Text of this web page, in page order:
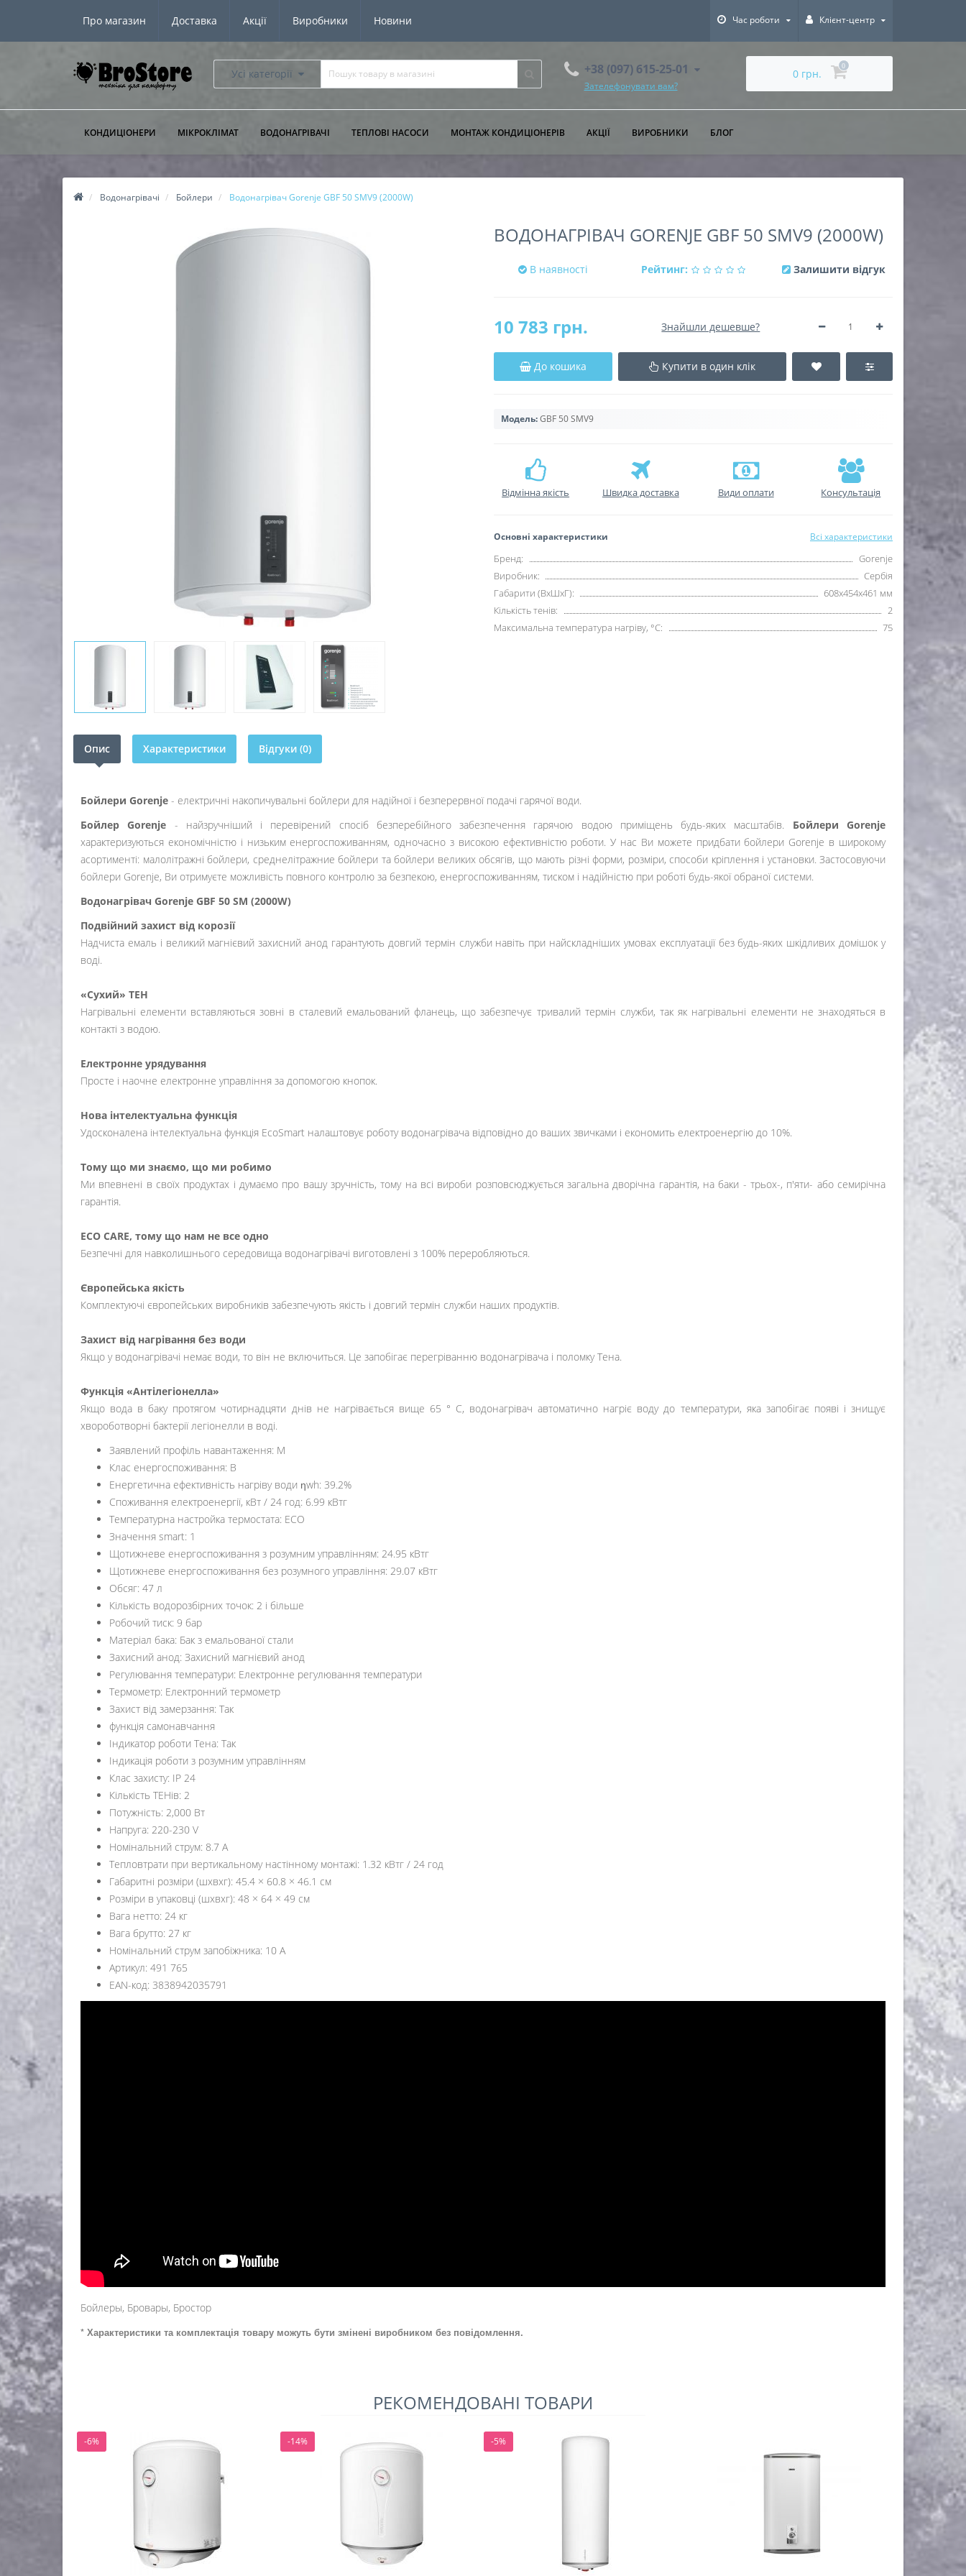
Про магазин Доставка Акції Виробники Новини Час роботи Клієнт-центр
Усі категорії +38 (097) 615-25-01
Зателефонувати вам?
0 грн.
0
КОНДИЦІОНЕРИ МІКРОКЛІМАТ ВОДОНАГРІВАЧІ ТЕПЛОВІ НАСОСИ МОНТАЖ КОНДИЦІОНЕРІВ АКЦІЇ ВИРОБНИКИ БЛОГ
Водонагрівачі Бойлери Водонагрівач Gorenje GBF 50 SMV9 (2000W)
ВОДОНАГРІВАЧ GORENJE GBF 50 SMV9 (2000W)
В наявності Рейтинг: Залишити відгук
10 783 грн. Знайшли дешевше?
До кошика Купити в один клік
Модель:GBF 50 SMV9
Відмінна якість Швидка доставка Види оплати Консультація
Основні характеристики Всі характеристики
Бренд:
Gorenje
Виробник:
Сербія
Габарити (ВхШхГ):
608х454х461 мм
Кількість тенів:
2
Максимальна температура нагріву, °С:
75
Опис Характеристики Відгуки (0)
Бойлери Gorenje - електричні накопичувальні бойлери для надійної і безперервної подачі гарячої води.
Бойлер Gorenje - найзручніший і перевірений спосіб безперебійного забезпечення гарячою водою приміщень будь-яких масштабів. Бойлери Gorenje
характеризуються економічністю і низьким енергоспоживанням, одночасно з високою ефективністю роботи. У нас Ви можете придбати бойлери Gorenje в широкому
асортименті: малолітражні бойлери, среднелітражние бойлери та бойлери великих обсягів, що мають різні форми, розміри, способи кріплення і установки. Застосовуючи
бойлери Gorenje, Ви отримуєте можливість повного контролю за безпекою, енергоспоживанням, тиском і надійністю при роботі будь-якої обраної системи.
Водонагрівач Gorenje GBF 50 SM (2000W)
Подвійний захист від корозії
Надчиста емаль і великий магнієвий захисний анод гарантують довгий термін служби навіть при найскладніших умовах експлуатації без будь-яких шкідливих домішок у
воді.
«Сухий» ТЕН
Нагрівальні елементи вставляються зовні в сталевий емальований фланець, що забезпечує тривалий термін служби, так як нагрівальні елементи не знаходяться в
контакті з водою.
Електронне урядування
Просте і наочне електронне управління за допомогою кнопок.
Нова інтелектуальна функція
Удосконалена інтелектуальна функція EcoSmart налаштовує роботу водонагрівача відповідно до ваших звичками і економить електроенергію до 10%.
Тому що ми знаємо, що ми робимо
Ми впевнені в своїх продуктах і думаємо про вашу зручність, тому на всі вироби розповсюджується загальна дворічна гарантія, на баки - трьох-, п'яти- або семирічна
гарантія.
ECO CARE, тому що нам не все одно
Безпечні для навколишнього середовища водонагрівачі виготовлені з 100% переробляються.
Європейська якість
Комплектуючі європейських виробників забезпечують якість і довгий термін служби наших продуктів.
Захист від нагрівання без води
Якщо у водонагрівачі немає води, то він не включиться. Це запобігає перегріванню водонагрівача і поломку Тена.
Функція «Антілегіонелла»
Якщо вода в баку протягом чотирнадцяти днів не нагрівається вище 65 ° С, водонагрівач автоматично нагріє воду до температури, яка запобігає появі і знищує
хвороботворні бактерії легіонелли в воді.
Заявлений профіль навантаження: M
Клас енергоспоживання: B
Енергетична ефективність нагріву води ƞwh: 39.2%
Споживання електроенергії, кВт / 24 год: 6.99 кВтг
Температурна настройка термостата: ЕСО
Значення smart: 1
Щотижневе енергоспоживання з розумним управлінням: 24.95 кВтг
Щотижневе енергоспоживання без розумного управління: 29.07 кВтг
Обсяг: 47 л
Кількість водорозбірних точок: 2 і більше
Робочий тиск: 9 бар
Матеріал бака: Бак з емальованої стали
Захисний анод: Захисний магнієвий анод
Регулювання температури: Електронне регулювання температури
Термометр: Електронний термометр
Захист від замерзання: Так
функція самонавчання
Індикатор роботи Тена: Так
Індикація роботи з розумним управлінням
Клас захисту: IP 24
Кількість ТЕНів: 2
Потужність: 2,000 Вт
Напруга: 220-230 V
Номінальний струм: 8.7 А
Тепловтрати при вертикальному настінному монтажі: 1.32 кВтг / 24 год
Габаритні розміри (шхвхг): 45.4 × 60.8 × 46.1 см
Розміри в упаковці (шхвхг): 48 × 64 × 49 см
Вага нетто: 24 кг
Вага брутто: 27 кг
Номінальний струм запобіжника: 10 А
Артикул: 491 765
ЕАN-код: 3838942035791
Бойлеры, Бровары, Бростор
* Характеристики та комплектація товару можуть бути змінені виробником без повідомлення.
РЕКОМЕНДОВАНІ ТОВАРИ
-6% -14% -5%